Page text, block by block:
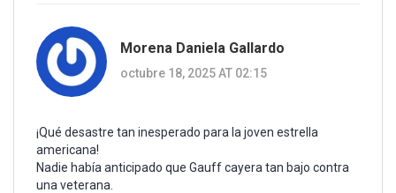
Morena Daniela Gallardo
octubre 18, 2025 AT 02:15
¡Qué desastre tan inesperado para la joven estrella
americana!
Nadie había anticipado que Gauff cayera tan bajo contra
una veterana.